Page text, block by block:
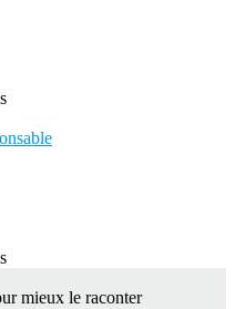
mieux le raconter